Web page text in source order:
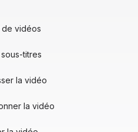
de vidéos
titres
la vidéo
la vidéo